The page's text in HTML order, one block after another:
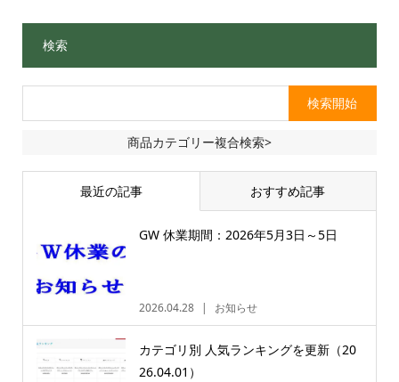
検索
商品カテゴリー複合検索>
最近の記事 おすすめ記事
GW 休業期間：2026年5月3日～5日
2026.04.28 お知らせ
カテゴリ別 人気ランキングを更新（20
26.04.01）